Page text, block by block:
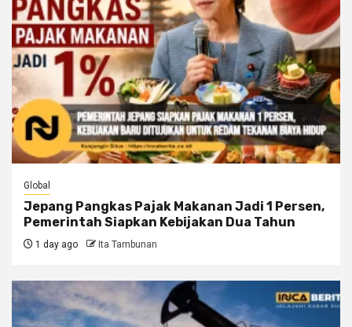
Global
Jepang Pangkas Pajak Makanan Jadi 1 Persen,
Pemerintah Siapkan Kebijakan Dua Tahun
1 day ago Ita Tambunan